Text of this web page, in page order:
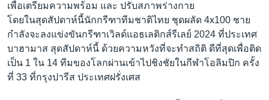
เพื่อเตรียมความพร้อม และ ปรับสภาพร่างกาย
โดยในสุดสัปดาห์นี้นักกรีฑาทีมชาติไทย ชุดผลัด 4x100 ชาย
กำลังจะลงแข่งขันกรีฑาเวิลด์แอธเลติกส์รีเลย์ 2024 ที่ประเทศ
บาฮามาส สุดสัปดาห์นี้ ด้วยความหวังที่จะทำสถิติ ดีที่สุดเพื่อติด
เป็น 1 ใน 14 ทีมของโลกผ่านเข้าไปชิงชัยในกีฬาโอลิมปิก ครั้ง
ที่ 33 ที่กรุงปารีส ประเทศฝรั่งเศส